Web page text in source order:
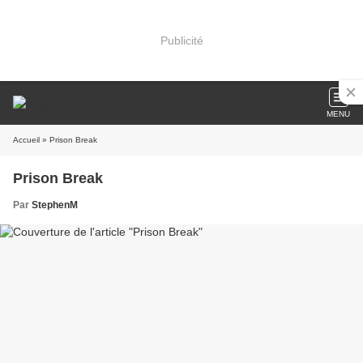
Publicité
MENU
Accueil » Prison Break
Prison Break
Par StephenM